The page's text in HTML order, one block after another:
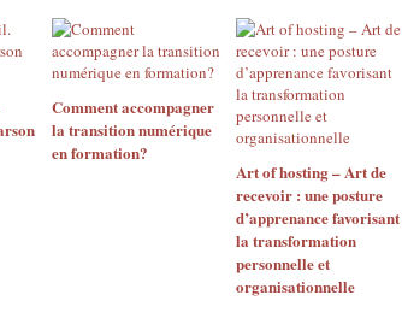
Comment accompagner
la transition numérique
en formation?
Art of hosting – Art de
recevoir : une posture
d’apprenance favorisant
la transformation
personnelle et
organisationnelle